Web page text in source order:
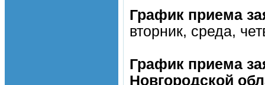
График приема
вторник, среда,
График приема
Новгородской